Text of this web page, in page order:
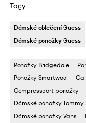
Tagy
Dámské oblečení Guess
Dámské ponožky Guess
Ponožky Bridgedale
Ponožky Smartwool
Compressport ponožky
Dámské ponožky Tommy
Dámské ponožky Vans